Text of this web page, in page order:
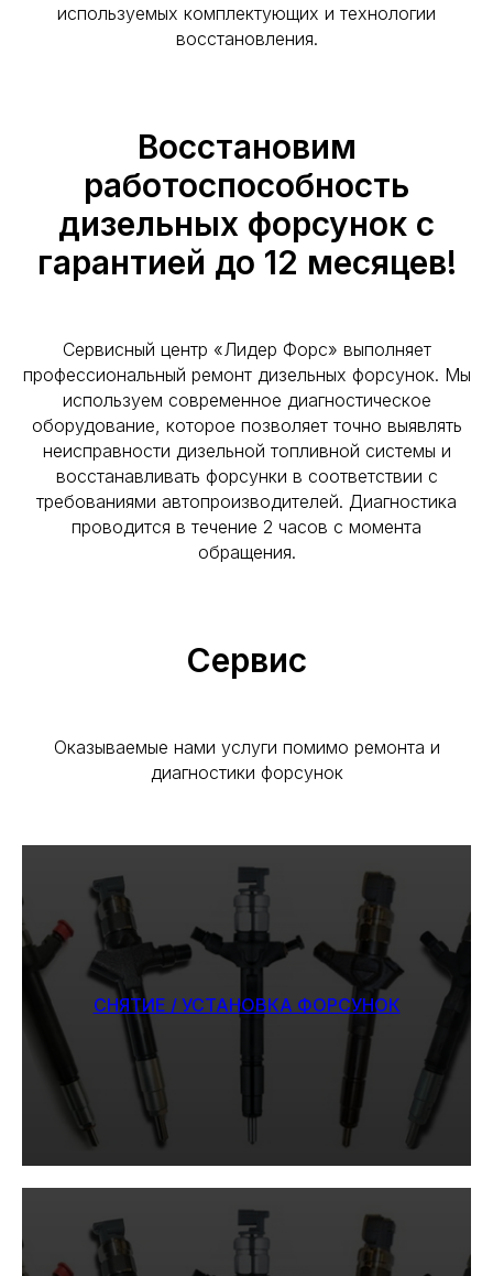
используемых комплектующих и технологии
восстановления.
Восстановим
работоспособность
дизельных форсунок с
гарантией до 12 месяцев!
Сервисный центр «Лидер Форс» выполняет
профессиональный ремонт дизельных форсунок. Мы
используем современное диагностическое
оборудование, которое позволяет точно выявлять
неисправности дизельной топливной системы и
восстанавливать форсунки в соответствии с
требованиями автопроизводителей. Диагностика
проводится в течение 2 часов с момента
обращения.
Сервис
Оказываемые нами услуги помимо ремонта и
диагностики форсунок
СНЯТИЕ / УСТАНОВКА ФОРСУНОК